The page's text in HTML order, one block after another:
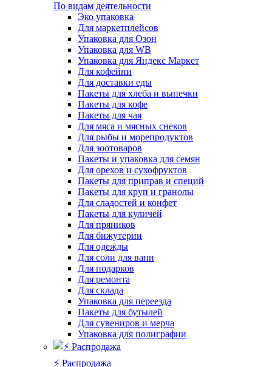
По видам деятельности
Эко упаковка
Для маркетплейсов
Упаковка для Озон
Упаковка для WB
Упаковка для Яндекс Маркет
Для кофейни
Для доставки еды
Пакеты для хлеба и выпечки
Пакеты для кофе
Пакеты для чая
Для мяса и мясных снеков
Для рыбы и морепродуктов
Для зоотоваров
Пакеты и упаковка для семян
Для орехов и сухофруктов
Пакеты для приправ и специй
Пакеты для круп и гранолы
Для сладостей и конфет
Пакеты для куличей
Для пряников
Для бижутерии
Для одежды
Для соли для ванн
Для подарков
Для ремонта
Для склада
Упаковка для переезда
Пакеты для бутылей
Для сувениров и мерча
Упаковка для полиграфии
⚡️ Распродажа